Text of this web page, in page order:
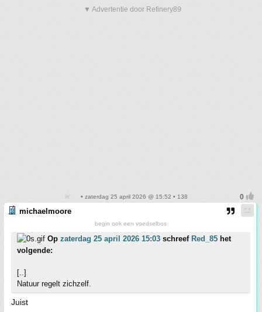
▼ Advertentie door Refinery89
• zaterdag 25 april 2026 @ 15:52 • 138
michaelmoore
begin ook een voedselbos
Op zaterdag 25 april 2026 15:03 schreef Red_85 het
volgende:
[..]
Natuur regelt zichzelf.
Juist